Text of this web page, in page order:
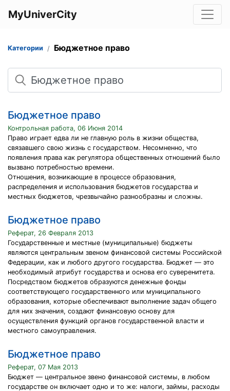
MyUniverCity
Категории Бюджетное право
Поиск
Бюджетное право
Контрольная работа, 06 Июня 2014
Право играет едва ли не главную роль в жизни общества,
связавшего свою жизнь с государством. Несомненно, что
появления права как регулятора общественных отношений было
вызвано потребностью времени.
Отношения, возникающие в процессе образования,
распределения и использования бюджетов государства и
местных бюджетов, чрезвычайно разнообразны и сложны.
Бюджетное право
Реферат, 26 Февраля 2013
Государственные и местные (муниципальные) бюджеты
являются центральным звеном финансовой системы Российской
Федерации, как и любого другого государства. Бюджет — это
необходимый атрибут государства и основа его суверенитета.
Посредством бюджетов образуются денежные фонды
соответствующего государственного или муниципального
образования, которые обеспечивают выполнение задач общего
для них значения, создают финансовую основу для
осуществления функций органов государственной власти и
местного самоуправления.
Бюджетное право
Реферат, 07 Мая 2013
Бюджет — центральное звено финансовой системы, в любом
государстве он включает одно и то же: налоги, займы, расходы